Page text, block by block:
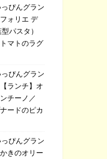
ぴんグラン
ォリエ デ
パスタ）
マトのラグ
ぴんグラン
ランチ】オ
チーノ／
ードのピカ
ぴんグラン
きのオリー